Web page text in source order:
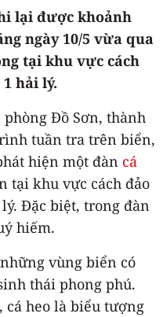
lại được khoảnh
ngày 10/5 vừa qua
tại khu vực cách
hải lý.
Đồ Sơn, thành
tuần tra trên biển,
hiện một đàn cá
tại khu vực cách đảo
Đặc biệt, trong đàn
hiếm.
vùng biển có
thái phong phú.
heo là biểu tượng